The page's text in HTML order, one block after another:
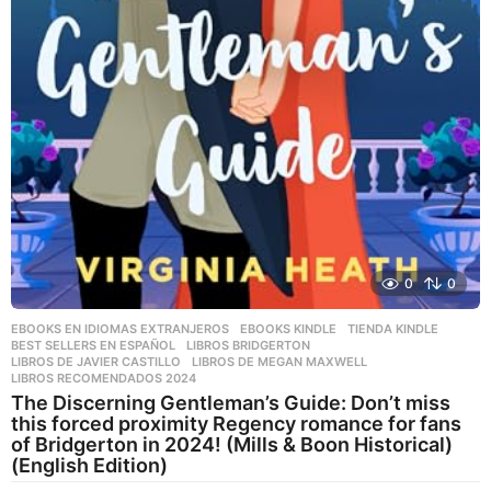
0 0
EBOOKS EN IDIOMAS EXTRANJEROS ,EBOOKS KINDLE ,TIENDA KINDLE
BEST SELLERS EN ESPAÑOL
,LIBROS BRIDGERTON
LIBROS DE JAVIER CASTILLO
,LIBROS DE MEGAN MAXWELL
LIBROS RECOMENDADOS 2024
The Discerning Gentleman’s Guide: Don’t miss
this forced proximity Regency romance for fans
of Bridgerton in 2024! (Mills & Boon Historical)
(English Edition)